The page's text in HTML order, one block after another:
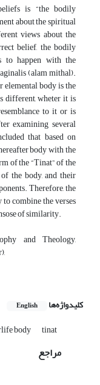
is “the bodily
about the spiritual
views about the
belief, the bodily
to happen with the
(alam mithal).
elemental body is the
different, wheter it is
to it or is
examining several
that based on
body with the
of the “Tinat” of the
the body, and their
Therefore, the
combine the verses
of similarity.
and Theology,
کلیدواژه‌ها English
body tinat
مراجع